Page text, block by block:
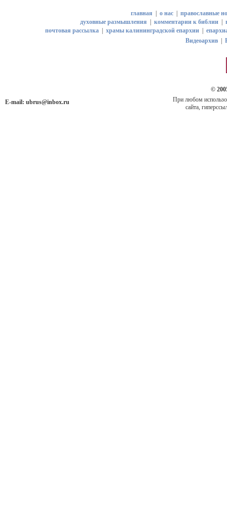
главная о нас| православные
духовные размышления
комментарии к библии
почтовая рассылка| храмы калининградской епархии|
Видеоархив
E-mail: ubrus@inbox.ru
©
При любом
сайта,